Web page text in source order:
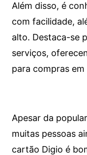
Além disso, é
com facilidade,
alto. Destaca-se
serviços,
para compras
Apesar da
muitas pessoas
cartão Digio é